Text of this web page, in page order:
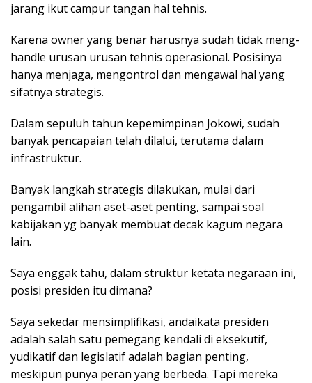
jarang ikut campur tangan hal tehnis.
Karena owner yang benar harusnya sudah tidak meng-
handle urusan urusan tehnis operasional. Posisinya
hanya menjaga, mengontrol dan mengawal hal yang
sifatnya strategis.
Dalam sepuluh tahun kepemimpinan Jokowi, sudah
banyak pencapaian telah dilalui, terutama dalam
infrastruktur.
Banyak langkah strategis dilakukan, mulai dari
pengambil alihan aset-aset penting, sampai soal
kabijakan yg banyak membuat decak kagum negara
lain.
Saya enggak tahu, dalam struktur ketata negaraan ini,
posisi presiden itu dimana?
Saya sekedar mensimplifikasi, andaikata presiden
adalah salah satu pemegang kendali di eksekutif,
yudikatif dan legislatif adalah bagian penting,
meskipun punya peran yang berbeda. Tapi mereka